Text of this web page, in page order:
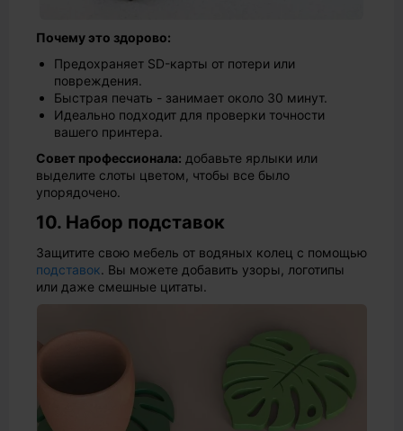
Почему это здорово:
Предохраняет SD-карты от потери или
повреждения.
Быстрая печать - занимает около 30 минут.
Идеально подходит для проверки точности
вашего принтера.
Совет профессионала: добавьте ярлыки или
выделите слоты цветом, чтобы все было
упорядочено.
10. Набор подставок
Защитите свою мебель от водяных колец с помощью
подставок. Вы можете добавить узоры, логотипы
или даже смешные цитаты.